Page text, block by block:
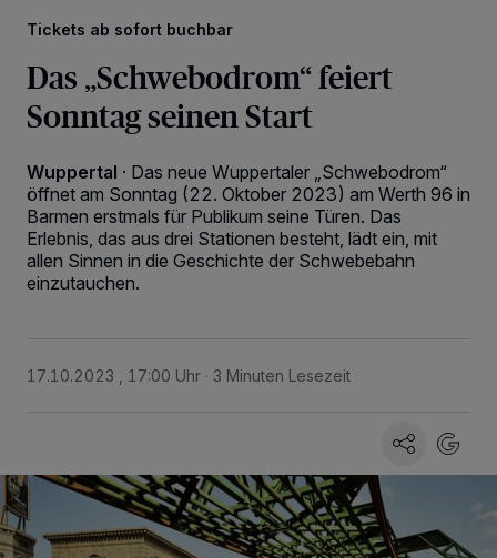
Tickets ab sofort buchbar
Das „Schwebodrom“ feiert
Sonntag seinen Start
Wuppertal · Das neue Wuppertaler „Schwebodrom“
öffnet am Sonntag (22. Oktober 2023) am Werth 96 in
Barmen erstmals für Publikum seine Türen. Das
Erlebnis, das aus drei Stationen besteht, lädt ein, mit
allen Sinnen in die Geschichte der Schwebebahn
einzutauchen.
17.10.2023 , 17:00 Uhr 3 Minuten Lesezeit